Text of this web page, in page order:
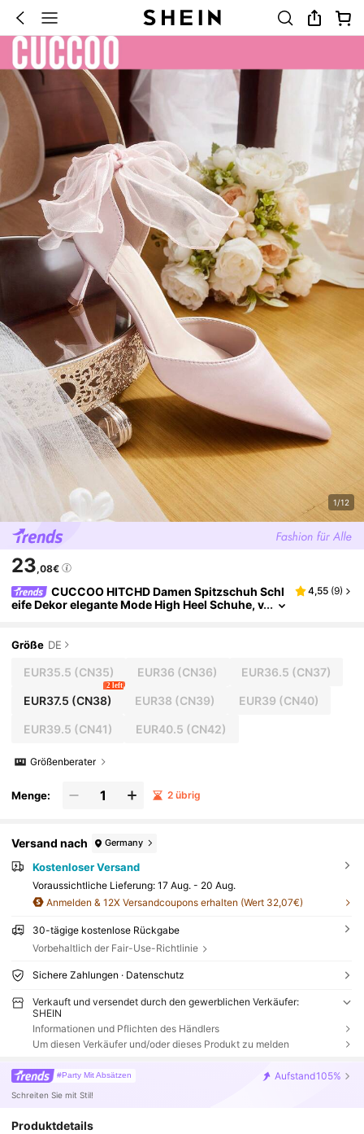
1/12
23,08€
CUCCOO HITCHD Damen Spitzschuh Schl
eife Dekor elegante Mode High Heel Schuhe, v
4,55 (9)
Größe DE
EUR35.5 (CN35) EUR36 (CN36) EUR36.5 (CN37)
EUR37.5 (CN38)
2 left
EUR38 (CN39) EUR39 (CN40)
EUR39.5 (CN41) EUR40.5 (CN42)
Größenberater
Menge: 2 übrig
Versand nach Germany
Kostenloser Versand
Voraussichtliche Lieferung: 17 Aug. - 20 Aug.
Anmelden & 12X Versandcoupons erhalten (Wert 32,07€)
30-tägige kostenlose Rückgabe
Vorbehaltlich der Fair-Use-Richtlinie
Sichere Zahlungen · Datenschutz
Verkauft und versendet durch den gewerblichen Verkäufer:
SHEIN
Informationen und Pflichten des Händlers
Um diesen Verkäufer und/oder dieses Produkt zu melden
#Party Mit Absätzen Aufstand105%
Schreiten Sie mit Stil!
Produktdetails